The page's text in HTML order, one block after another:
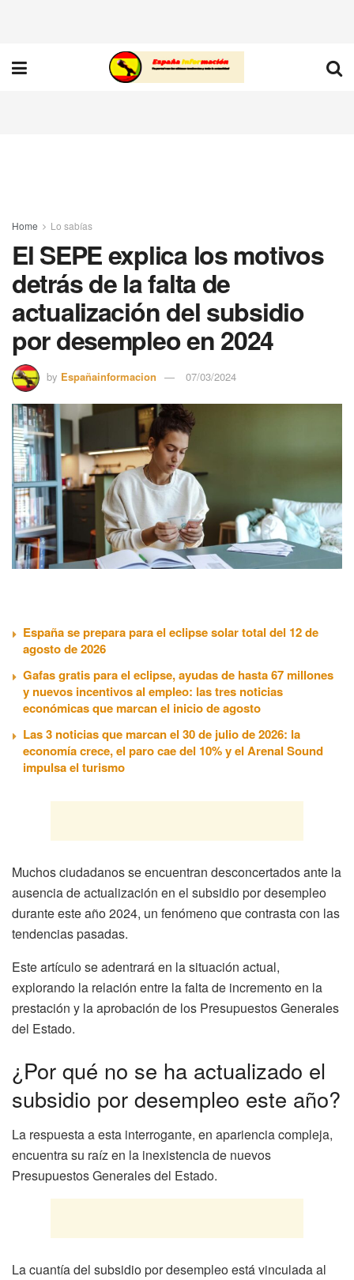
Home Lo sabías
El SEPE explica los motivos
detrás de la falta de
actualización del subsidio
por desempleo en 2024
by Españainformacion 07/03/2024
España se prepara para el eclipse solar total del 12 de
agosto de 2026
Gafas gratis para el eclipse, ayudas de hasta 67 millones
y nuevos incentivos al empleo: las tres noticias
económicas que marcan el inicio de agosto
Las 3 noticias que marcan el 30 de julio de 2026: la
economía crece, el paro cae del 10% y el Arenal Sound
impulsa el turismo
Muchos ciudadanos se encuentran desconcertados ante la
ausencia de actualización en el subsidio por desempleo
durante este año 2024, un fenómeno que contrasta con las
tendencias pasadas.
Este artículo se adentrará en la situación actual,
explorando la relación entre la falta de incremento en la
prestación y la aprobación de los Presupuestos Generales
del Estado.
¿Por qué no se ha actualizado el
subsidio por desempleo este año?
La respuesta a esta interrogante, en apariencia compleja,
encuentra su raíz en la inexistencia de nuevos
Presupuestos Generales del Estado.
La cuantía del subsidio por desempleo está vinculada al